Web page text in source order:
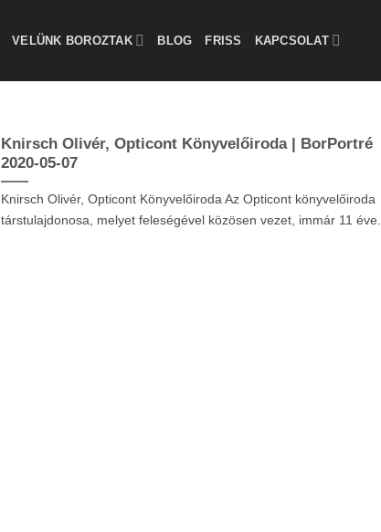
VELÜNK BOROZTAK BLOG FRISS KAPCSOLAT
Knirsch Olivér, Opticont Könyvelőiroda | BorPortré
2020-05-07
Knirsch Olivér, Opticont Könyvelőiroda Az Opticont könyvelőiroda
társtulajdonosa, melyet feleségével közösen vezet, immár 11 éve.